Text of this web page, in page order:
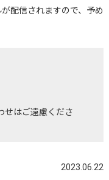
配信されますので、予め
せはご遠慮くださ
2023.06.22